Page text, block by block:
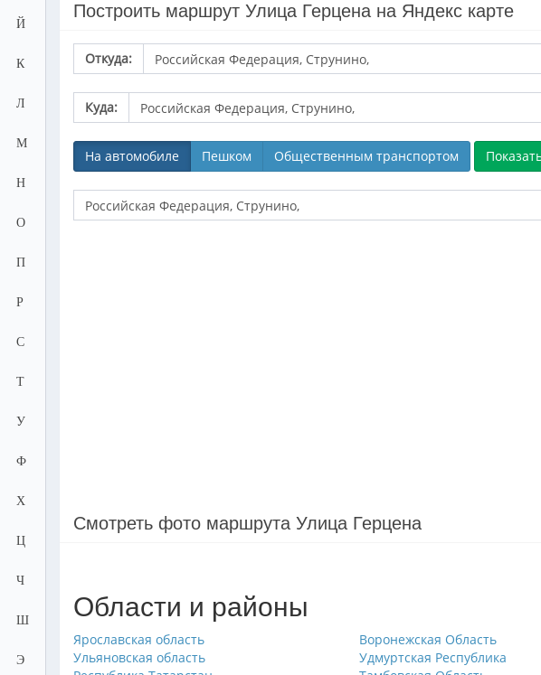
Й
К
Л
М
Н
О
П
Р
С
Т
У
Ф
Х
Ц
Ч
Ш
Э
Построить маршрут Улица Герцена на Яндекс карте
Откуда:
Куда:
На автомобиле Пешком Общественным транспортом
Смотреть фото маршрута Улица Герцена
Области и районы
Ярославская область Воронежская Область
Ульяновская область
Удмуртская Республика